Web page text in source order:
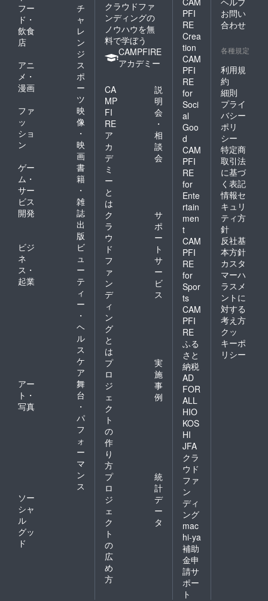
フー
ド・
飲食
店
チ
ャ
レ
ン
ジ
アニ
メ・
漫画
ス
ポ
ー
ツ
ファ
ッ
ショ
ン
映
像
・
映
画
ゲー
ム・
サー
ビス
開発
書
籍
・
雑
誌
出
版
ビジ
ネ
ス・
起業
ビ
ュ
ー
テ
ィ
ー
・
ヘ
ル
ス
ケ
ア
アー
ト・
写真
舞
台
・
パ
フ
ォ
ー
マ
ン
ス
ソー
シャ
ル
グッ
ド
クラウドファ
ンディングの
ノウハウを無
料で学ぼう
CAMPFIRE
アカデミー
CA
MP
FI
RE
ア
カ
デ
ミ
ー
と
は
説
明
会
・
相
談
会
ク
ラ
ウ
ド
フ
ァ
ン
デ
ィ
ン
グ
と
は
サ
ポ
ー
ト
サ
ー
ビ
ス
プ
ロ
ジ
ェ
ク
ト
の
作
り
方
実
施
事
例
プ
ロ
ジ
ェ
ク
ト
の
広
め
方
統
計
デ
ー
タ
PFI
RE
Crea
tion
CAM
PFI
RE
for
Soci
al
Goo
d
CAM
PFI
RE
for
Ente
rtain
men
t
CAM
PFI
RE
for
Spor
ts
CAM
PFI
RE
ふる
さと
納税
AD
FOR
ALL
HIO
KOS
HI
JFA
クラ
ウド
ファ
ン
ディ
ング
mac
hi-ya
補助
金申
請サ
ポー
ト
お問い
合わせ
各種規定
利用規
約
細則
プライ
バシー
ポリ
シー
特定商
取引法
に基づ
く表記
情報セ
キュリ
ティ方
針
反社基
本方針
カスタ
マーハ
ラスメ
ントに
対する
考え方
クッ
キーポ
リシー